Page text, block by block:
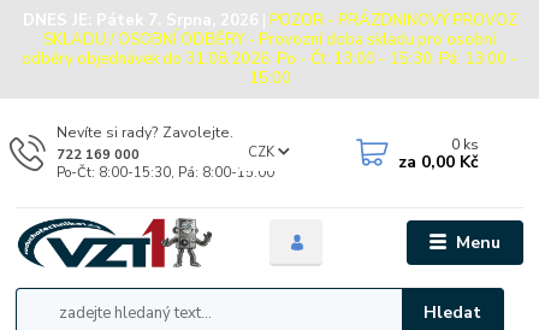
DNES JE: Pátek 7. Srpna, 2026 | POZOR - PRÁZDNINOVÝ PROVOZ
SKLADU / OSOBNÍ ODBĚRY - Provozní doba skladu pro osobní
odběry objednávek do 31.08.2026: Po - Čt: 13:00 - 15:30, Pá: 13:00 -
15:00
Menu
CZK
Hledat
Nevíte si rady? Zavolejte.
722 169 000
Po-Čt: 8:00-15:30, Pá: 8:00-15:00
0 ks
za 0,00 Kč